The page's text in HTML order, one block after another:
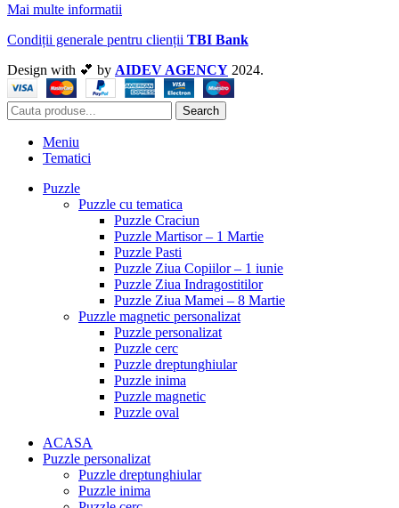
Mai multe informatii
Condiții generale pentru clienții TBI Bank
Design with 💕 by AIDEV AGENCY 2024.
Search
Meniu
Tematici
Puzzle
Puzzle cu tematica
Puzzle Craciun
Puzzle Martisor – 1 Martie
Puzzle Pasti
Puzzle Ziua Copiilor – 1 iunie
Puzzle Ziua Indragostitilor
Puzzle Ziua Mamei – 8 Martie
Puzzle magnetic personalizat
Puzzle personalizat
Puzzle cerc
Puzzle dreptunghiular
Puzzle inima
Puzzle magnetic
Puzzle oval
ACASA
Puzzle personalizat
Puzzle dreptunghiular
Puzzle inima